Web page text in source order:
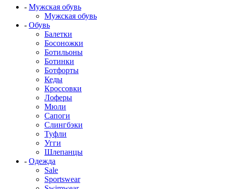
- Мужская обувь
Мужская обувь
- Обувь
Балетки
Босоножки
Ботильоны
Ботинки
Ботфорты
Кеды
Кроссовки
Лоферы
Мюли
Сапоги
Слингбэки
Туфли
Угги
Шлепанцы
- Одежда
Sale
Sportswear